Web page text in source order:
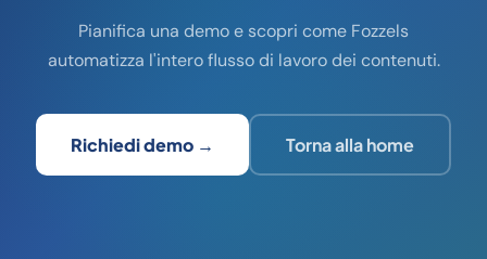
Pianifica una demo e scopri come Fozzels
automatizza l'intero flusso di lavoro dei contenuti.
Richiedi demo → Torna alla home